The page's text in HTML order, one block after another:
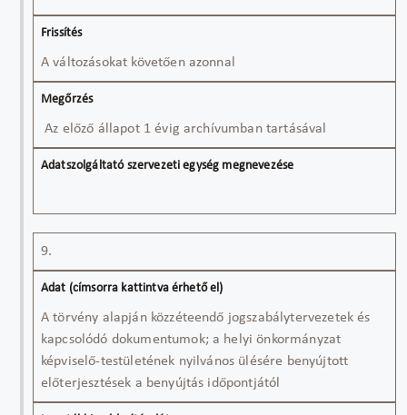
A változásokat követően azonnal
Az előző állapot 1 évig archívumban tartásával
9.
A törvény alapján közzéteendő jogszabálytervezetek és
kapcsolódó dokumentumok; a helyi önkormányzat
képviselő-testületének nyilvános ülésére benyújtott
előterjesztések a benyújtás időpontjától